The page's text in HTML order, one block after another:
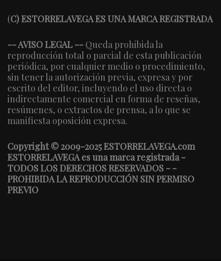
(C) ESTORRELAVEGA ES UNA MARCA REGISTRADA
-- AVISO LEGAL -- Queda prohibida la
reproducción total o parcial de esta publicación
periódica, por cualquier medio o procedimiento,
sin tener la autorización previa, expresa y por
escrito del editor, incluyendo el uso directa o
indirectamente comercial en forma de reseñas,
resúmenes, o extractos de prensa, a lo que se
manifiesta oposición expresa.
Copyright © 2009-2025 ESTORRELAVEGA.com
ESTORRELAVEGA es una marca registrada -
TODOS LOS DERECHOS RESERVADOS - -
PROHIBIDA LA REPRODUCCIÓN SIN PERMISO
PREVIO